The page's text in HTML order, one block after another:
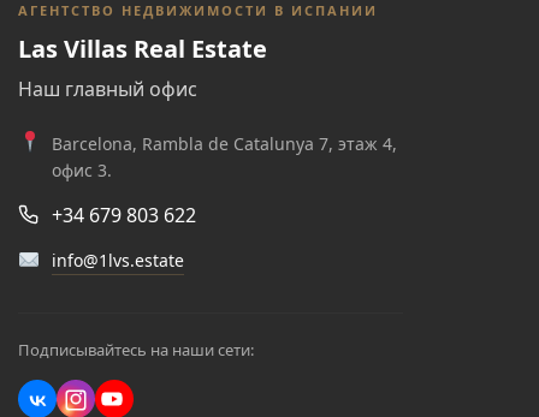
АГЕНТСТВО НЕДВИЖИМОСТИ В ИСПАНИИ
Las Villas Real Estate
Наш главный офис
Barcelona, Rambla de Catalunya 7, этаж 4,
офис 3.
+34 679 803 622
info@1lvs.estate
Подписывайтесь на наши сети: